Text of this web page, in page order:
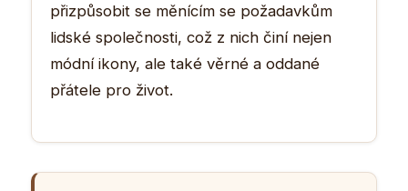
přizpůsobit se měnícím se požadavkům
lidské společnosti, což z nich činí nejen
módní ikony, ale také věrné a oddané
přátele pro život.